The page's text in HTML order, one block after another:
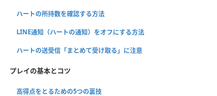
ハートの所持数を確認する方法
LINE通知（ハートの通知）をオフにする方法
ハートの送受信「まとめて受け取る」に注意
プレイの基本とコツ
高得点をとるための5つの裏技